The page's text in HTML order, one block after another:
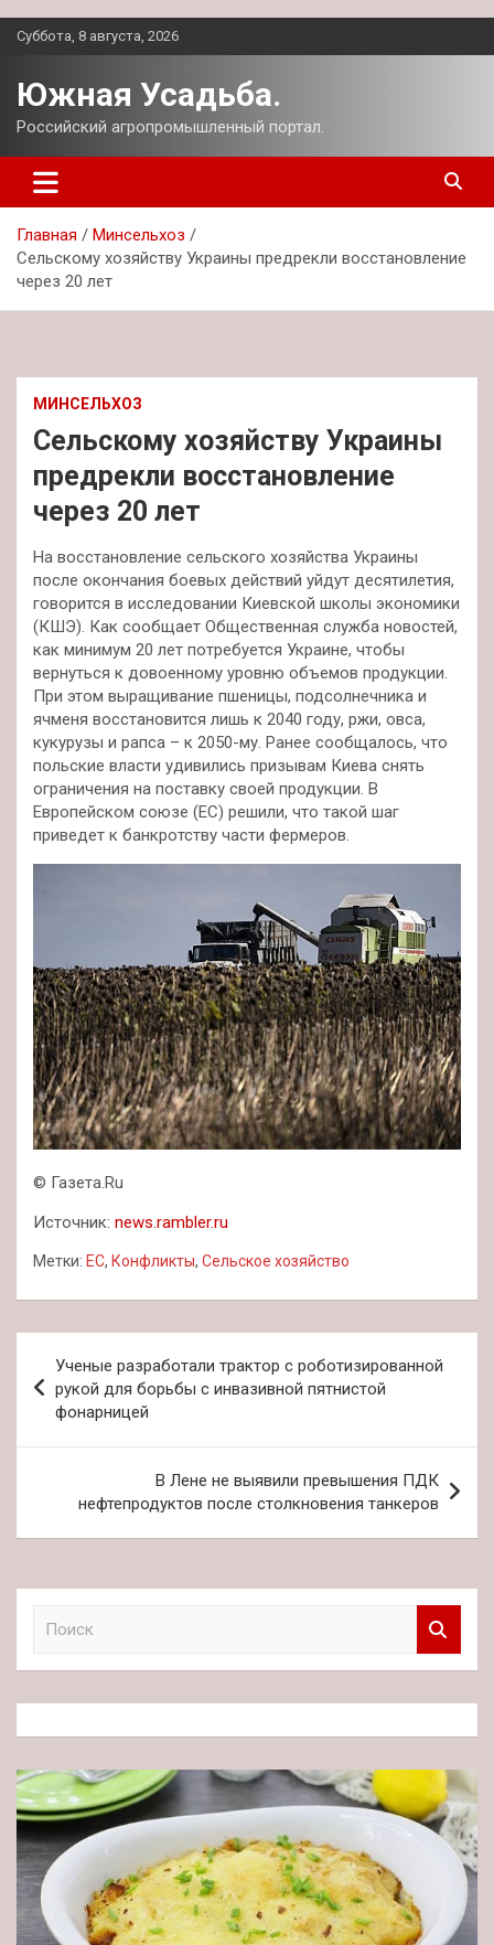
Перейти
Суббота, 8 августа, 2026
Южная Усадьба.
Российский агропромышленный портал.
Главная
Минсельхоз
Сельскому хозяйству Украины предрекли восстановление
через 20 лет
МИНСЕЛЬХОЗ
Сельскому хозяйству Украины
предрекли восстановление
через 20 лет
На восстановление сельского хозяйства Украины
после окончания боевых действий уйдут десятилетия,
говорится в исследовании Киевской школы экономики
(КШЭ). Как сообщает Общественная служба новостей,
как минимум 20 лет потребуется Украине, чтобы
вернуться к довоенному уровню объемов продукции.
При этом выращивание пшеницы, подсолнечника и
ячменя восстановится лишь к 2040 году, ржи, овса,
кукурузы и рапса – к 2050-му. Ранее сообщалось, что
польские власти удивились призывам Киева снять
ограничения на поставку своей продукции. В
Европейском союзе (ЕС) решили, что такой шаг
приведет к банкротству части фермеров.
© Газета.Ru
Источник: news.rambler.ru
Метки: ЕС, Конфликты, Сельское хозяйство
по
записям
Ученые разработали трактор с роботизированной
рукой для борьбы с инвазивной пятнистой
фонарницей
В Лене не выявили превышения ПДК
нефтепродуктов после столкновения танкеров
к